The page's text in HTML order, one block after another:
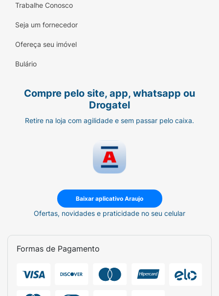
curvatura.
Ultra Hidratação e Maciez:
penetram na fibra capilar, eliminando o
Modo de Usar:
Shampoo: Aplique no cabelo molhado,
cabeludo. Enxágue bem.
Como Condicionador:
aplique o Creme Multifuncional, deixe
Como Máscara:Aplique nos fios úmidos,
deixe agir por 3 a 5 minutos para uma
Como Creme para Pentear:
mecha para finalizar. Não enxágue.
Trabalhe Conosco
Seja um fornecedor
Ofereça seu imóvel
Bulário
Compre pelo site, app, whatsapp ou
Drogatel
Retire na loja com agilidade e sem passar pelo caixa.
Baixar aplicativo Araujo
Ofertas, novidades e praticidade no seu celular
Formas de Pagamento